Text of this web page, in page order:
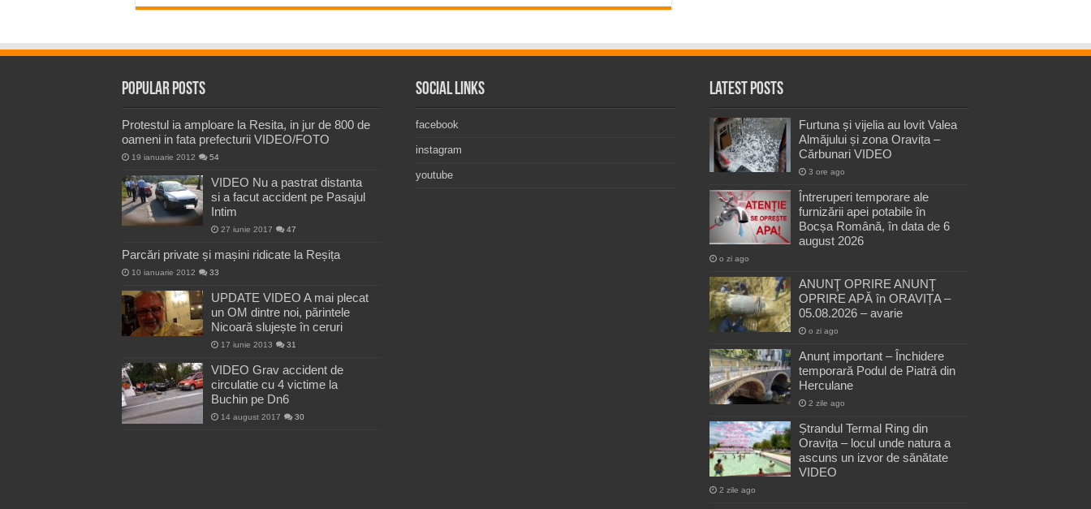
Popular Posts
Protestul ia amploare la Resita, in jur de 800 de
oameni in fata prefecturii VIDEO/FOTO
19 ianuarie 2012 54
VIDEO Nu a pastrat distanta
si a facut accident pe Pasajul
Intim
27 iunie 2017 47
Parcări private și mașini ridicate la Reșița
10 ianuarie 2012 33
UPDATE VIDEO A mai plecat
un OM dintre noi, părintele
Nicoară slujește în ceruri
17 iunie 2013 31
VIDEO Grav accident de
circulatie cu 4 victime la
Buchin pe Dn6
14 august 2017 30
Social Links
facebook
instagram
youtube
Latest Posts
Furtuna și vijelia au lovit Valea
Almăjului și zona Oravița –
Cărbunari VIDEO
3 ore ago
Întreruperi temporare ale
furnizării apei potabile în
Bocșa Română, în data de 6
august 2026
o zi ago
ANUNŢ OPRIRE ANUNŢ
OPRIRE APĂ în ORAVIȚA –
05.08.2026 – avarie
o zi ago
Anunț important – Închidere
temporară Podul de Piatră din
Herculane
2 zile ago
Ștrandul Termal Ring din
Oravița – locul unde natura a
ascuns un izvor de sănătate
VIDEO
2 zile ago